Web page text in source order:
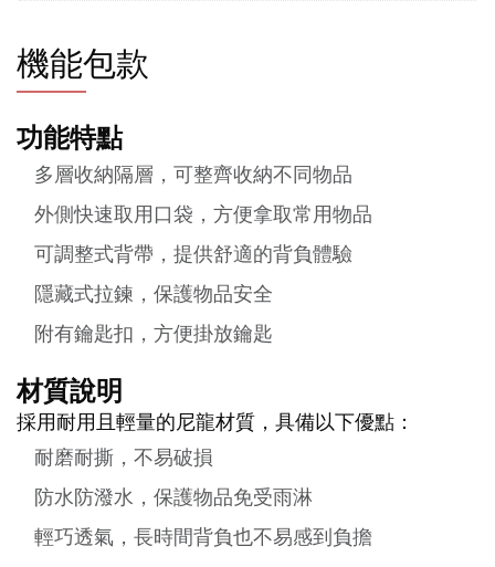
機能包款
功能特點
多層收納隔層，可整齊收納不同物品
外側快速取用口袋，方便拿取常用物品
可調整式背帶，提供舒適的背負體驗
隱藏式拉鍊，保護物品安全
附有鑰匙扣，方便掛放鑰匙
材質說明
採用耐用且輕量的尼龍材質，具備以下優點：
耐磨耐撕，不易破損
防水防潑水，保護物品免受雨淋
輕巧透氣，長時間背負也不易感到負擔